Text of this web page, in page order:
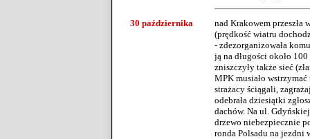
30 października
nad Krakowem
(prędkość wiatru
- zdezorganizowała
ją na długości około
zniszczyły także sieć
MPK musiało
strażacy ściągali,
odebrała dziesiątki
dachów. Na ul.
drzewo niebezpiecznie
ronda Polsadu na jezdni